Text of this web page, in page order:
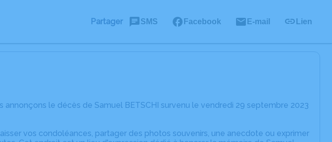
Partager SMS Facebook E-mail Lien
annonçons le décès de Samuel BETSCHI survenu le vendredi 29 septembre 2023
vos condoléances, partager des photos souvenirs, une anecdote ou exprimer